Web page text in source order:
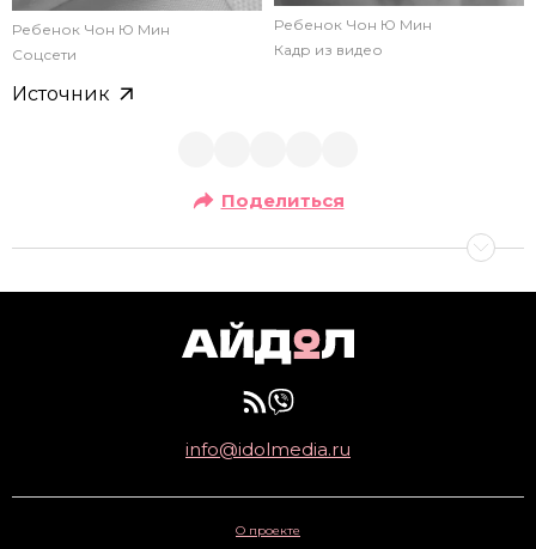
Ребенок Чон Ю Мин
Соцсети
Ребенок Чон Ю Мин
Кадр из видео
Источник
Поделиться
info@idolmedia.ru
О проекте